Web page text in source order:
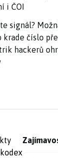
i ČOI
signál?
krade číslo
hackerů